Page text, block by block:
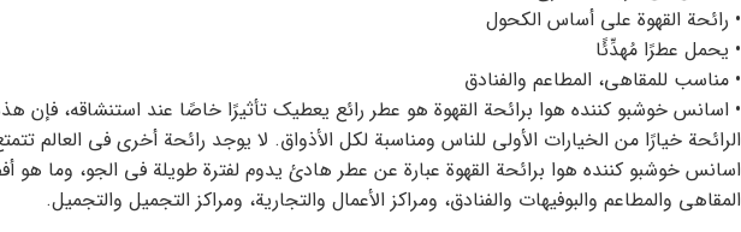
• رائحة القهوة على أساس الكحول
• يحمل عطرًا مُهدِّئًا
• مناسب للمقاهي، المطاعم والفنادق
• اسانس خوشبو کننده هوا برائحة القهوة هو عطر رائع يعطيك تأثيرًا خاصًا عند استنشاقه،
الرائحة خيارًا من الخيارات الأولى للناس ومناسبة لكل الأذواق. لا يوجد رائحة أخرى في
اسانس خوشبو کننده هوا برائحة القهوة عبارة عن عطر هادئ يدوم لفترة طويلة في الجو،
المقاهي والمطاعم والبوفيهات والفنادق، ومراكز الأعمال والتجارية، ومراكز التجميل والتجميل.